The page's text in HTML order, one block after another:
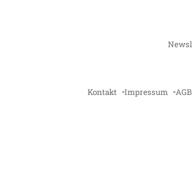
Kontakt Impressum AGB